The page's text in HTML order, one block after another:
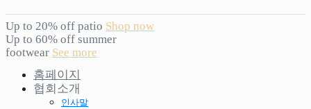
Up to 20% off patio Shop now
Up to 60% off summer
footwear See more
홈페이지
협회소개
인사말